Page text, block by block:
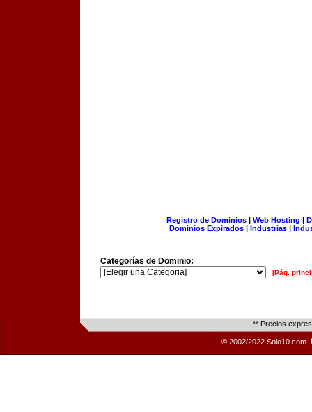
Registro de Dominios| Web Hosting |
Dominios Expirados | Industrias |
Categorías de Dominio:
[Pág.
** Precios
© 2002/2022 Solo10.com